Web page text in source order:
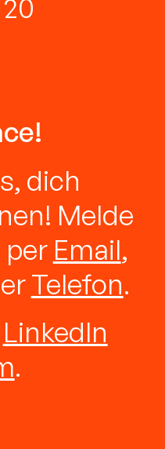
dich
Melde
per Email,
Telefon.
LinkedIn
.